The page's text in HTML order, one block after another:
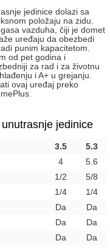
jedinice dolazi sa
položaju na zidu.
vazduha, čiji je domet
uređaju da obezbedi
punim kapacitetom.
od pet godina i
za rad i za životnu
i A+ u grejanju.
ovaj uređaj preko
jedinice
3.5
5.3
4
5.6
1/2
5/8
1/4
1/4
Da
Da
Da
Da
Da Da